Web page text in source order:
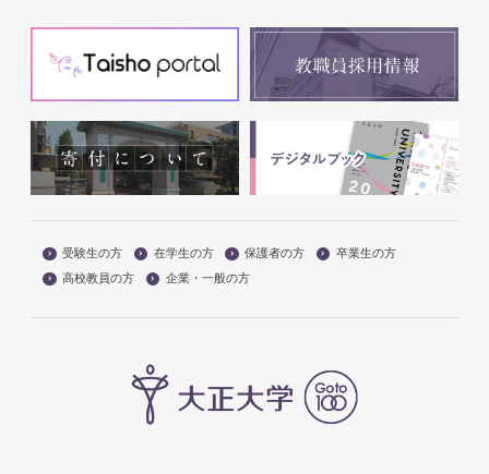
受験生の方 在学生の方 保護者の方
卒業生の方
高校教員の方
企業・一般の方